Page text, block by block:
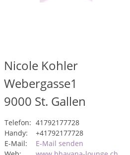
Nicole Kohler
Webergasse1
9000 St. Gallen
Telefon: 41792177728
Handy:
+41792177728
E-Mail:
E-Mail senden